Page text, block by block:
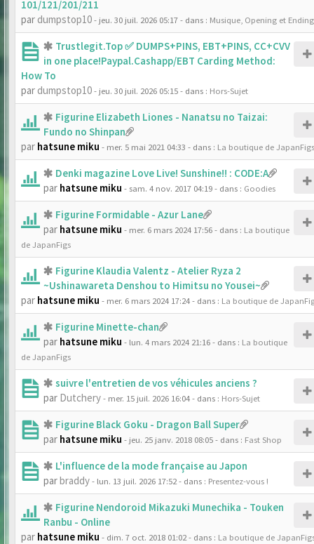
101/121/201/211
par dumpstop10- jeu. 30 juil. 2026 05:17- dans : Musique, Opening et Ending
Trustlegit.Top ✅ DUMPS+PINS, EBT+PINS, CC+CVV
in one place!Paypal.Cashapp/EBT Carding Method:
How To
par dumpstop10- jeu. 30 juil. 2026 05:15- dans : Hors-Sujet
Figurine Elizabeth Liones - Nanatsu no Taizai:
Fundo no Shinpan
par hatsune miku - mer. 5 mai 2021 04:33 - dans : La boutique de JapanFigs
Denki magazine Love Live! Sunshine!! : CODE:A
par hatsune miku - sam. 4 nov. 2017 04:19- dans : Goodies
Figurine Formidable - Azur Lane
par hatsune miku - mer. 6 mars 2024 17:56- dans : La boutique
de JapanFigs
Figurine Klaudia Valentz - Atelier Ryza 2
~Ushinawareta Denshou to Himitsu no Yousei~
par hatsune miku - mer. 6 mars 2024 17:24- dans : La boutique de
Figurine Minette-chan
par hatsune miku - lun. 4 mars 2024 21:16- dans : La boutique
de JapanFigs
suivre l'entretien de vos véhicules anciens ?
par Dutchery- mer. 15 juil. 2026 16:04- dans : Hors-Sujet
Figurine Black Goku - Dragon Ball Super
par hatsune miku - jeu. 25 janv. 2018 08:05- dans : Fast Shop
L'influence de la mode française au Japon
parbraddy- lun. 13 juil. 2026 17:52- dans : Presentez-vous !
Figurine Nendoroid Mikazuki Munechika - Touken
Ranbu - Online
par hatsune miku - dim. 7 oct. 2018 01:02- dans : La boutique de